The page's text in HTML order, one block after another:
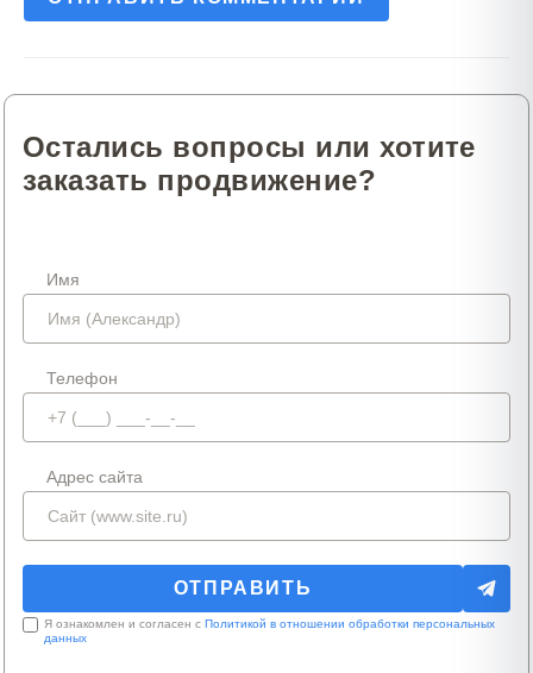
Остались вопросы или хотите
заказать продвижение?
Имя
Телефон
Адрес сайта
Я ознакомлен и согласен с Политикой в отношении обработки персональных
данных